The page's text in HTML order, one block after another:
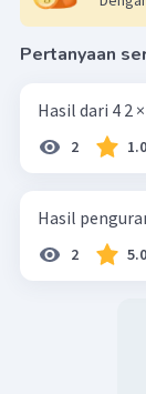
Pertanyaan
Hasil dari 4 2
2 1.0
Hasil
2 5.0